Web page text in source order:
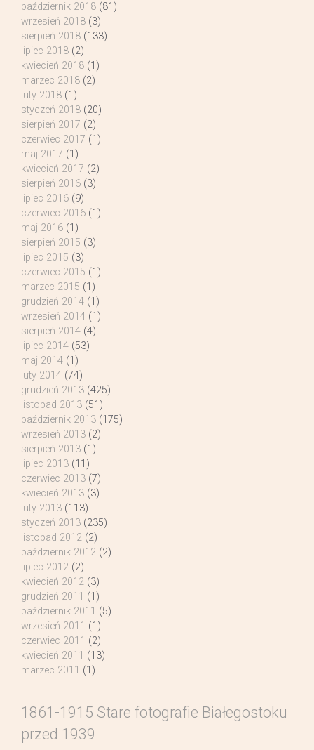
październik 2018 (81)
wrzesień 2018 (3)
sierpień 2018 (133)
lipiec 2018 (2)
kwiecień 2018 (1)
marzec 2018 (2)
luty 2018 (1)
styczeń 2018 (20)
sierpień 2017 (2)
czerwiec 2017 (1)
maj 2017 (1)
kwiecień 2017 (2)
sierpień 2016 (3)
lipiec 2016 (9)
czerwiec 2016 (1)
maj 2016 (1)
sierpień 2015 (3)
lipiec 2015 (3)
czerwiec 2015 (1)
marzec 2015 (1)
grudzień 2014 (1)
wrzesień 2014 (1)
sierpień 2014 (4)
lipiec 2014 (53)
maj 2014 (1)
luty 2014 (74)
grudzień 2013 (425)
listopad 2013 (51)
październik 2013 (175)
wrzesień 2013 (2)
sierpień 2013 (1)
lipiec 2013 (11)
czerwiec 2013 (7)
kwiecień 2013 (3)
luty 2013 (113)
styczeń 2013 (235)
listopad 2012 (2)
październik 2012 (2)
lipiec 2012 (2)
kwiecień 2012 (3)
grudzień 2011 (1)
październik 2011 (5)
wrzesień 2011 (1)
czerwiec 2011 (2)
kwiecień 2011 (13)
marzec 2011 (1)
1861-1915 Stare fotografie Białegostoku
przed 1939